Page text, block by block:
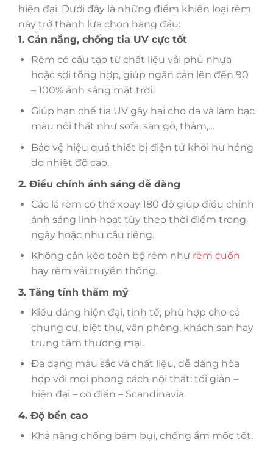
hiện đại. Dưới đây là những điểm khiến loại rèm
này trở thành lựa chọn hàng đầu:
1. Cản nắng, chống tia UV cực tốt
Rèm có cấu tạo từ chất liệu vải phủ nhựa
hoặc sợi tổng hợp, giúp ngăn cản lên đến 90
– 100% ánh sáng mặt trời.
Giúp hạn chế tia UV gây hại cho da và làm bạc
màu nội thất như sofa, sàn gỗ, thảm,…
Bảo vệ hiệu quả thiết bị điện tử khỏi hư hỏng
do nhiệt độ cao.
2. Điều chỉnh ánh sáng dễ dàng
Các lá rèm có thể xoay 180 độ giúp điều chỉnh
ánh sáng linh hoạt tùy theo thời điểm trong
ngày hoặc nhu cầu riêng.
Không cần kéo toàn bộ rèm như rèm cuốn
hay rèm vải truyền thống.
3. Tăng tính thẩm mỹ
Kiểu dáng hiện đại, tinh tế, phù hợp cho cả
chung cư, biệt thự, văn phòng, khách sạn hay
trung tâm thương mại.
Đa dạng màu sắc và chất liệu, dễ dàng hòa
hợp với mọi phong cách nội thất: tối giản –
hiện đại – cổ điển – Scandinavia.
4. Độ bền cao
Khả năng chống bám bụi, chống ẩm mốc tốt.